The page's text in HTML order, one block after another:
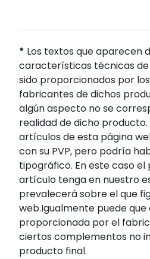
* Los textos que aparecen
características técnicas
sido proporcionados por
fabricantes de dichos
algún aspecto no se
realidad de dicho
artículos de esta página
con su PVP, pero podría
tipográfico. En este caso el
artículo tenga en nuestro
prevalecerá sobre el que
web.Igualmente puede que
proporcionada por el
ciertos complementos no
producto final.